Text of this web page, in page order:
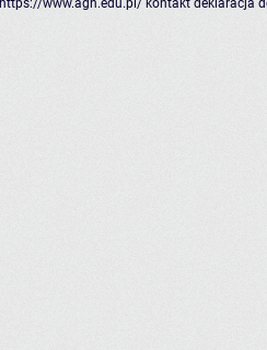
https://www.agh.edu.pl/ kontakt deklaracja